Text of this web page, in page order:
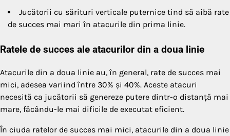
Jucătorii cu sărituri verticale puternice tind să aibă rate
de succes mai mari în atacurile din prima linie.
Ratele de succes ale atacurilor din a doua linie
Atacurile din a doua linie au, în general, rate de succes mai
mici, adesea variind între 30% și 40%. Aceste atacuri
necesită ca jucătorii să genereze putere dintr-o distanță mai
mare, făcându-le mai dificile de executat eficient.
În ciuda ratelor de succes mai mici, atacurile din a doua linie